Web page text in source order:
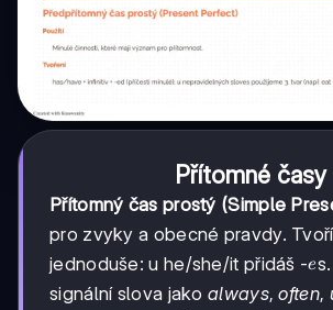
Přítomné časy
Přítomný čas prostý (Simple
pro zvyky a obecné pravdy.
jednoduše: u he/she/it přidáš -e
e
signální slova jakoalways,often,